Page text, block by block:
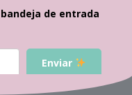
de entrada
Enviar